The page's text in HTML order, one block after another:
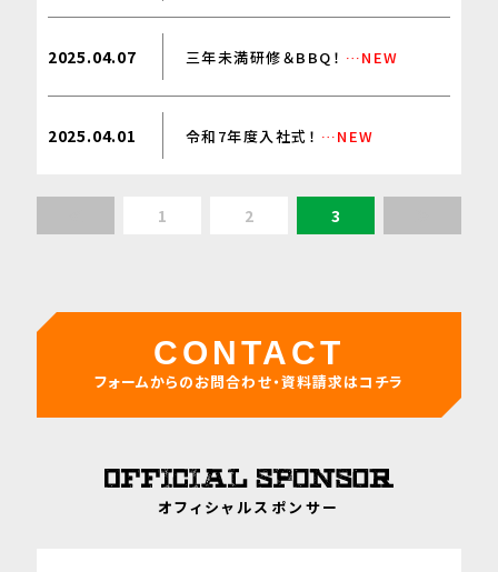
2025.04.07 三年未満研修＆BBQ！ …NEW
2025.04.01 令和7年度入社式！ …NEW
1 2 3
CONTACT
フォームからのお問合わせ・資料請求はコチラ
オフィシャルスポンサー